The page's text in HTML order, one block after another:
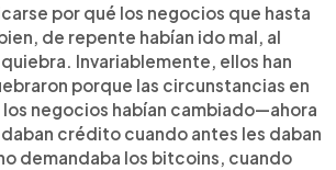
por qué los negocios que hasta
de repente habían ido mal, al
Invariablemente, ellos han
porque las circunstancias en
los negocios habían cambiado—ahora
crédito cuando antes les daban
demandaba los bitcoins, cuando